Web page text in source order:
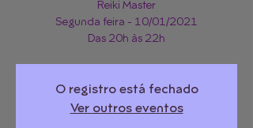
Reiki Master
Segunda feira - 10/01/2021
Das 20h às 22h
O registro está fechado
Ver outros eventos